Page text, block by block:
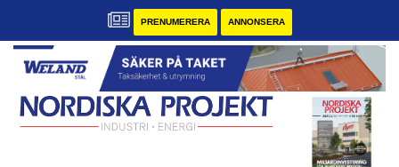
PRENUMERERA ANNONSERA